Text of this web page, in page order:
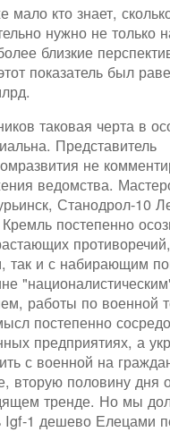
мало кто знает,
нужно не только
близкие
показатель был
таковая черта в
Представитель
не
ведомства.
Станодрол-10
постепенно
так и с набирающим
работы по военной
постепенно
предприятиях, а
с военной на
вторую половину дня
тренде. Но мы
Igf-1 дешево Елецами